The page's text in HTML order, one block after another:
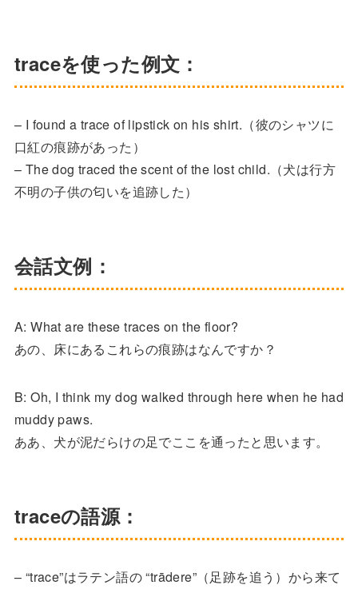
traceを使った例文：
– I found a trace of lipstick on his shirt.（彼のシャツに
口紅の痕跡があった）
– The dog traced the scent of the lost child.（犬は行方
不明の子供の匂いを追跡した）
会話文例：
A: What are these traces on the floor?
あの、床にあるこれらの痕跡はなんですか？
B: Oh, I think my dog walked through here when he had
muddy paws.
ああ、犬が泥だらけの足でここを通ったと思います。
traceの語源：
– “trace”はラテン語の “trādere”（足跡を追う）から来て